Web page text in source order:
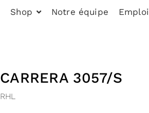
Shop Notre équipe Emploi
CARRERA 3057/S
RHL